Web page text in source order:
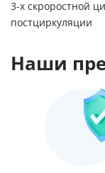
3-х скроростной
постциркуляции
Наши